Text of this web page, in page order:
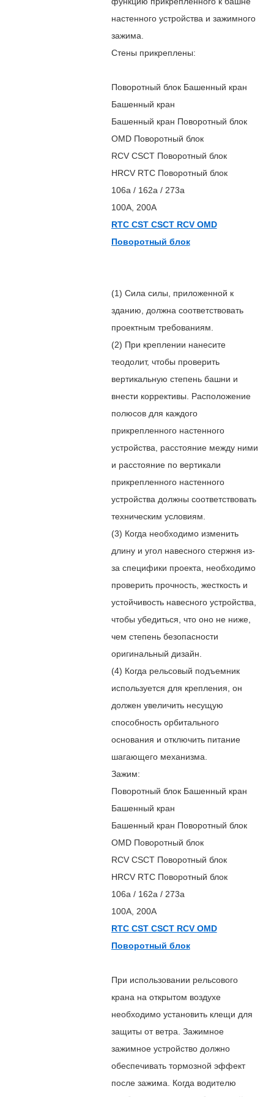
настенного устройства и зажимного
зажима.
Стены прикреплены:
Поворотный блок Башенный кран
Башенный кран
Башенный кран Поворотный блок
OMD Поворотный блок
RCV CSCT Поворотный блок
HRCV RTC Поворотный блок
106а / 162а / 273а
100А, 200А
RTC CST CSCT RCV OMD
Поворотный блок
(1) Сила силы, приложенной к
зданию, должна соответствовать
проектным требованиям.
(2) При креплении нанесите
теодолит, чтобы проверить
вертикальную степень башни и
внести коррективы. Расположение
полюсов для каждого
прикрепленного настенного
устройства, расстояние между ними
и расстояние по вертикали
прикрепленного настенного
устройства должны соответствовать
техническим условиям.
(3) Когда необходимо изменить
длину и угол навесного стержня из-
за специфики проекта, необходимо
проверить прочность, жесткость и
устойчивость навесного устройства,
чтобы убедиться, что оно не ниже,
чем степень безопасности
оригинальный дизайн.
(4) Когда рельсовый подъемник
используется для крепления, он
должен увеличить несущую
способность орбитального
основания и отключить питание
шагающего механизма.
Зажим:
Поворотный блок Башенный кран
Башенный кран
Башенный кран Поворотный блок
OMD Поворотный блок
RCV CSCT Поворотный блок
HRCV RTC Поворотный блок
106а / 162а / 273а
100А, 200А
RTC CST CSCT RCV OMD
Поворотный блок
При использовании рельсового
крана на открытом воздухе
необходимо установить клещи для
защиты от ветра. Зажимное
зажимное устройство должно
обеспечивать тормозной эффект
после зажима. Когда водителю